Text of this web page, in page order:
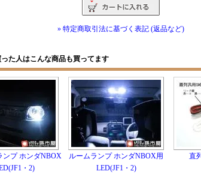
» 特定商取引法に基づく表記 (返品など)
た人はこんな商品も買ってます
ンプ ホンダNBOX
・2)
ルームランプ ホンダNBOX用
LED(JF1・2)
直